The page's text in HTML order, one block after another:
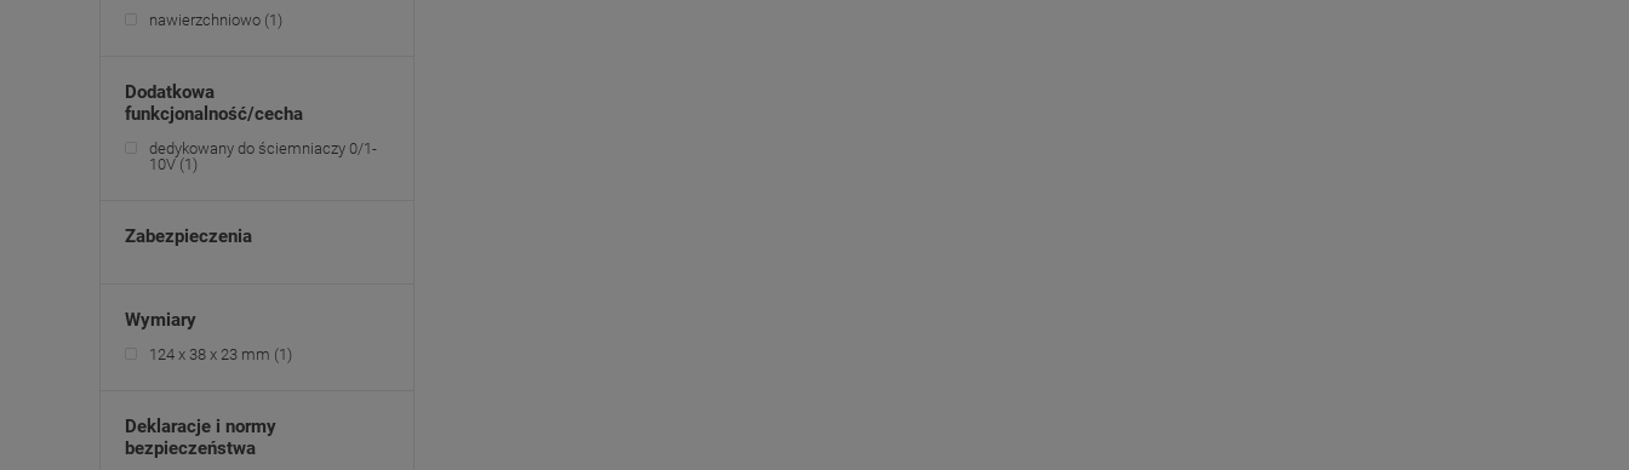
nawierzchniowo (1)
Dodatkowa
funkcjonalność/cecha
dedykowany do ściemniaczy 0/1-
10V (1)
Zabezpieczenia
Wymiary
124 x 38 x 23 mm (1)
Deklaracje i normy
bezpieczeństwa